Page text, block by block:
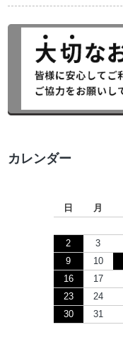
カレンダー
日 月
2
3
9
10
16
17
23
24
30
31